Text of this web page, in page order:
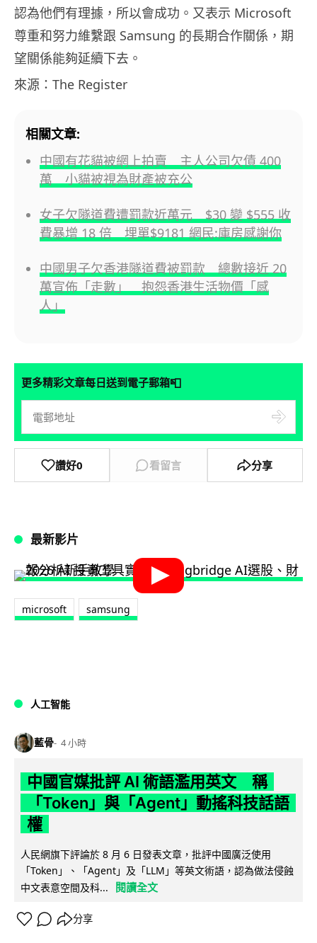
認為他們有理據，所以會成功。又表示 Microsoft
尊重和努力維繫跟 Samsung 的長期合作關係，期
望關係能夠延續下去。
來源：The Register
相關文章:
中國有花貓被網上拍賣 主人公司欠債 400
萬 小貓被視為財產被充公
女子欠隧道費遭罰款近萬元 $30 變 $555 收
費暴增 18 倍 埋單$9181 網民:庫房感謝你
中國男子欠香港隧道費被罰款 總數接近 20
萬宣佈「走數」 抱怨香港生活物價「感
人」
更多精彩文章每日送到電子郵箱📮
讚好0 看留言 分享
最新影片
microsoft samsung
人工智能
藍骨 4 小時
中國官媒批評 AI 術語濫用英文 稱
「Token」與「Agent」動搖科技話語
權
人民網旗下評論於 8 月 6 日發表文章，批評中國廣泛使用
「Token」、「Agent」及「LLM」等英文術語，認為做法侵蝕
中文表意空間及科...
閱讀全文
分享